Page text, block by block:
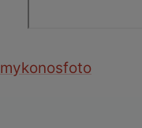
mykonosfoto